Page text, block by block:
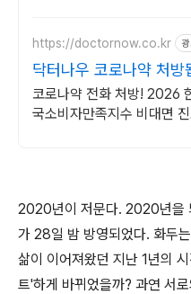
https://doctornow.co.kr
닥터나우 코로나약 처방
24시간 진료가능
코로나약 전화 처방! 2026
국소비자만족지수 비대면 진
2020년이 저문다. 2020년을
가 28일 밤 방영되었다. 화두
삶이 이어져왔던 지난 1년의
트'하게 바뀌었을까? 과연 서